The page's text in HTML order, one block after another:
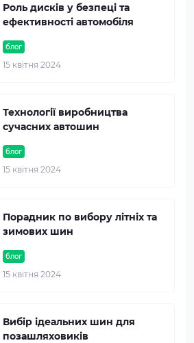
блог
15 квітня 2024
Роль дисків у безпеці та
ефективності автомобіля
блог
15 квітня 2024
Технології виробництва
сучасних автошин
блог
15 квітня 2024
Порадник по вибору літніх та
зимових шин
Вибір ідеальних шин для
позашляховиків